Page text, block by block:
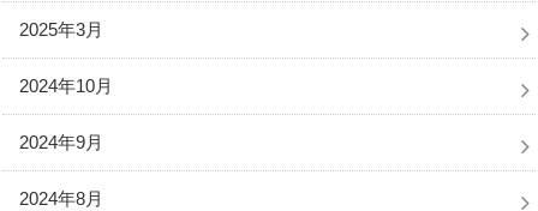
2025年3月
2024年10月
2024年9月
2024年8月